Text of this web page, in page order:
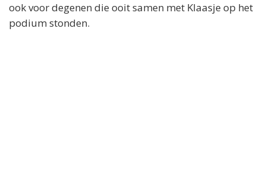
ook voor degenen die ooit samen met Klaasje op het
podium stonden.